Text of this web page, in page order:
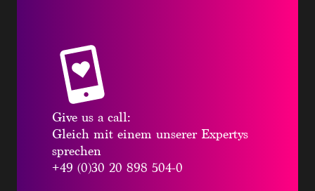
Give us a call:
Gleich mit einem unserer Expertys
sprechen
+49 (0)30 20 898 504-0